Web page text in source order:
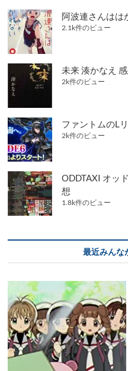
阿波連さんはは
2.1k件のビュー
未来 湊かなえ
2k件のビュー
ファントムのL
2k件のビュー
ODDTAXI オッ
想
1.8k件のビュー
最近みんな